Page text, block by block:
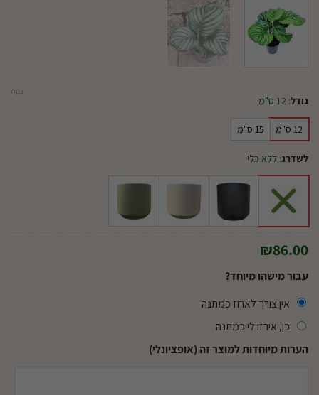
גודל: 12 ס"מ
12 ס"מ 15 ס"מ
לשדרג: ללא כלי
נקה
₪86.00
עבור מישהו מיוחד?
אין צורך לארוז כמתנה
כן, אירזו לי כמתנה
הערות מיוחדות למוצר זה (אופציונלי)